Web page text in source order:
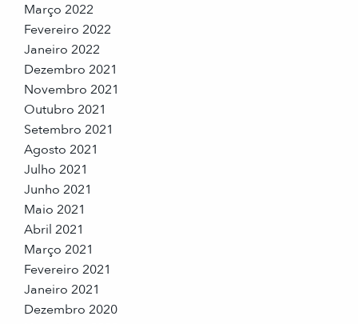
Março 2022
Fevereiro 2022
Janeiro 2022
Dezembro 2021
Novembro 2021
Outubro 2021
Setembro 2021
Agosto 2021
Julho 2021
Junho 2021
Maio 2021
Abril 2021
Março 2021
Fevereiro 2021
Janeiro 2021
Dezembro 2020